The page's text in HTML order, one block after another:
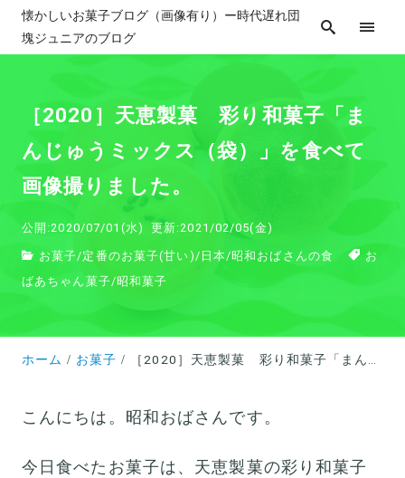
懐かしいお菓子ブログ（画像有り）ー時代遅れ団
塊ジュニアのブログ
［2020］天恵製菓 彩り和菓子「ま
んじゅうミックス（袋）」を食べて
画像撮りました。
公開:2020/07/01(水) 更新:2021/02/05(金)
お菓子/定番のお菓子(甘い) / 日本 /昭和おばさんの食
お
ばあちゃん菓子/昭和菓子
ホーム お菓子 ［2020］天恵製菓 彩り和菓子「まんじゅうミックス（袋）」を食べて画像撮りました。
こんにちは。昭和おばさんです。
今日食べたお菓子は、天恵製菓の彩り和菓子